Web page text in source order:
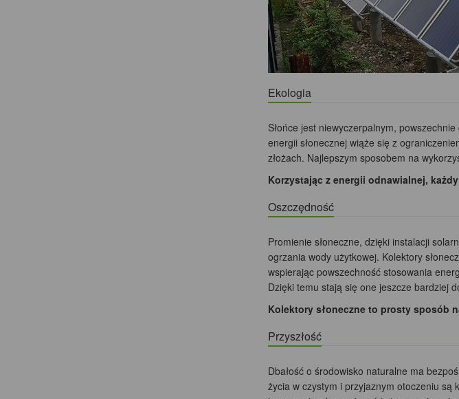
Ekologia
Słońce jest niewyczerpalnym,
energii słonecznej wiąże się z
złożach. Najlepszym sposobem na
Korzystając z energii odnawialnej,
Oszczędność
Promienie słoneczne, dzięki instalacji
ogrzania wody użytkowej. Kolektory
wspierając powszechność stosowania
Dzięki temu stają się one jeszcze bardziej
Kolektory słoneczne to prosty sposób
Przyszłość
Dbałość o środowisko naturalne ma
życia w czystym i przyjaznym otoczeniu są